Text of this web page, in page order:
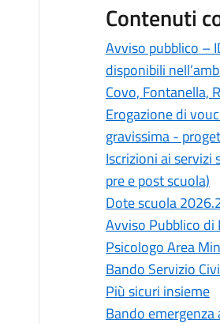
Contenuti
Avviso pubblico –
disponibili
Covo, Fontanella,
Erogazione di
gravissima -
Iscrizioni ai
pre e post scuola)
Dote scuola
Avviso Pubblico
Psicologo Area
Bando Servizio
Più sicuri insieme
Bando